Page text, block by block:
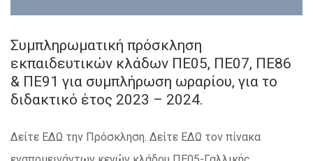
Συμπληρωματική πρόσκληση
εκπαιδευτικών κλάδων ΠΕ05, ΠΕ07, ΠΕ86
& ΠΕ91 για συμπλήρωση ωραρίου, για το
διδακτικό έτος 2023 – 2024.
Δείτε ΕΔΩ την Πρόσκληση. Δείτε ΕΔΩ τον πίνακα